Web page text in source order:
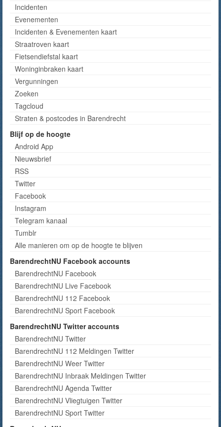
Incidenten
Evenementen
Incidenten & Evenementen kaart
Straatroven kaart
Fietsendiefstal kaart
Woninginbraken kaart
Vergunningen
Zoeken
Tagcloud
Straten & postcodes in Barendrecht
Blijf op de hoogte
Android App
Nieuwsbrief
RSS
Twitter
Facebook
Instagram
Telegram kanaal
Tumblr
Alle manieren om op de hoogte te blijven
BarendrechtNU Facebook accounts
BarendrechtNU Facebook
BarendrechtNU Live Facebook
BarendrechtNU 112 Facebook
BarendrechtNU Sport Facebook
BarendrechtNU Twitter accounts
BarendrechtNU Twitter
BarendrechtNU 112 Meldingen Twitter
BarendrechtNU Weer Twitter
BarendrechtNU Inbraak Meldingen Twitter
BarendrechtNU Agenda Twitter
BarendrechtNU Vliegtuigen Twitter
BarendrechtNU Sport Twitter